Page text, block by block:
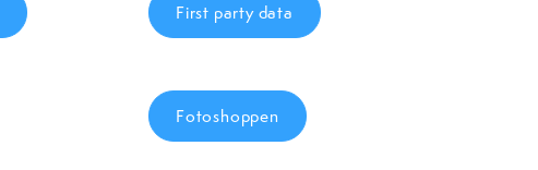
First party data
Fotoshoppen